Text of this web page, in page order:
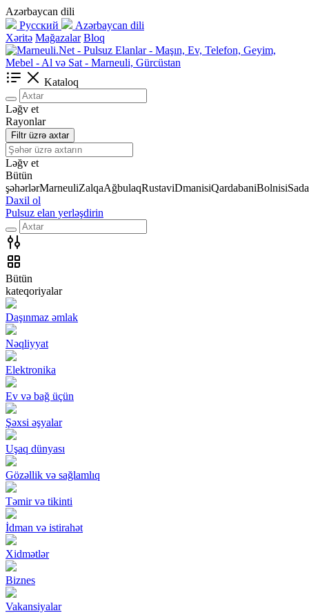
Azərbaycan dili
Русский
Azərbaycan dili
Xəritə Mağazalar Bloq
Kataloq
Ləğv et
Rayonlar
Filtr üzrə axtar
Ləğv et
Bütün
şəhərlərMarneuliZalqaAğbulaqRustaviDmanisiQardabaniBolnisi
Daxil ol
Pulsuz elan yerləşdirin
Bütün
kateqoriyalar
Daşınmaz əmlak
Nəqliyyat
Elektronika
Ev və bağ üçün
Şəxsi əşyalar
Uşaq dünyası
Gözəllik və sağlamlıq
Təmir və tikinti
İdman və istirahət
Xidmətlər
Biznes
Vakansiyalar